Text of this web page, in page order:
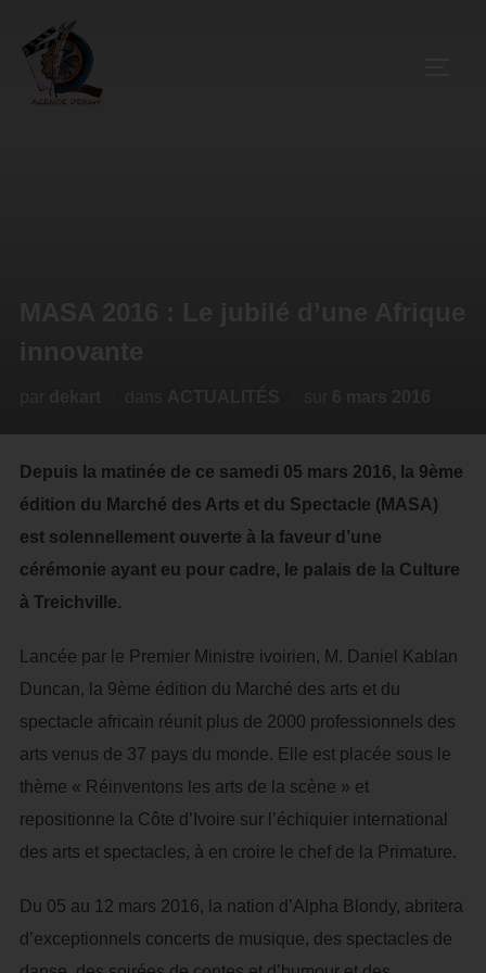
Depuis la matinée de ce samedi 05 mars 2016, la 9ème
édition du Marché des Arts et du Spectacle (MASA)
est solennellement ouverte à la faveur d’une
cérémonie ayant eu pour cadre, le palais de la Culture
à Treichville.
Lancée par le Premier Ministre ivoirien, M. Daniel Kablan
Duncan, la 9ème édition du Marché des arts et du
spectacle africain réunit plus de 2000 professionnels des
arts venus de 37 pays du monde. Elle est placée sous le
thème « Réinventons les arts de la scène » et
repositionne la Côte d’Ivoire sur l’échiquier international
des arts et spectacles, à en croire le chef de la Primature.
Du 05 au 12 mars 2016, la nation d’Alpha Blondy, abritera
d’exceptionnels concerts de musique, des spectacles de